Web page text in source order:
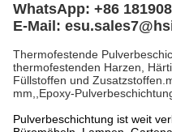
WhatsApp: +86
E-Mail:
Thermofestende
thermofestenden Harzen,
Füllstoffen und
mm,,Epoxy-
Pulverbeschichtung ist weit